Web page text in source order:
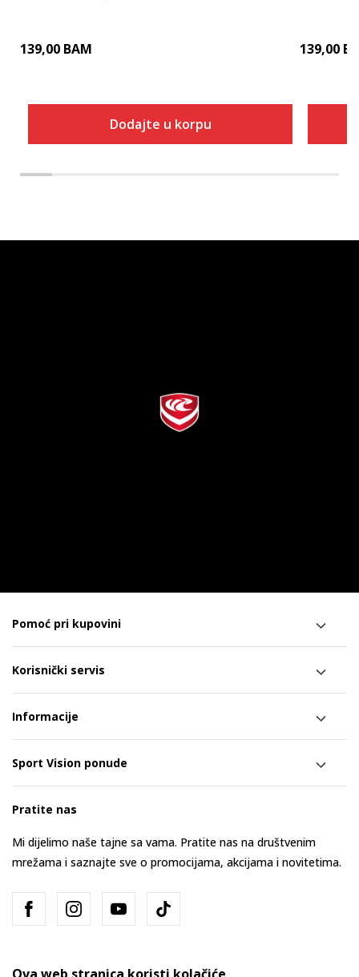
139,00 BAM
Dodajte u korpu
139,00
Pomoć pri kupovini
Korisnički servis
Informacije
Sport Vision ponude
Pratite nas
Mi dijelimo naše tajne sa vama. Pratite nas na društvenim
mrežama i saznajte sve o promocijama, akcijama i novitetima.